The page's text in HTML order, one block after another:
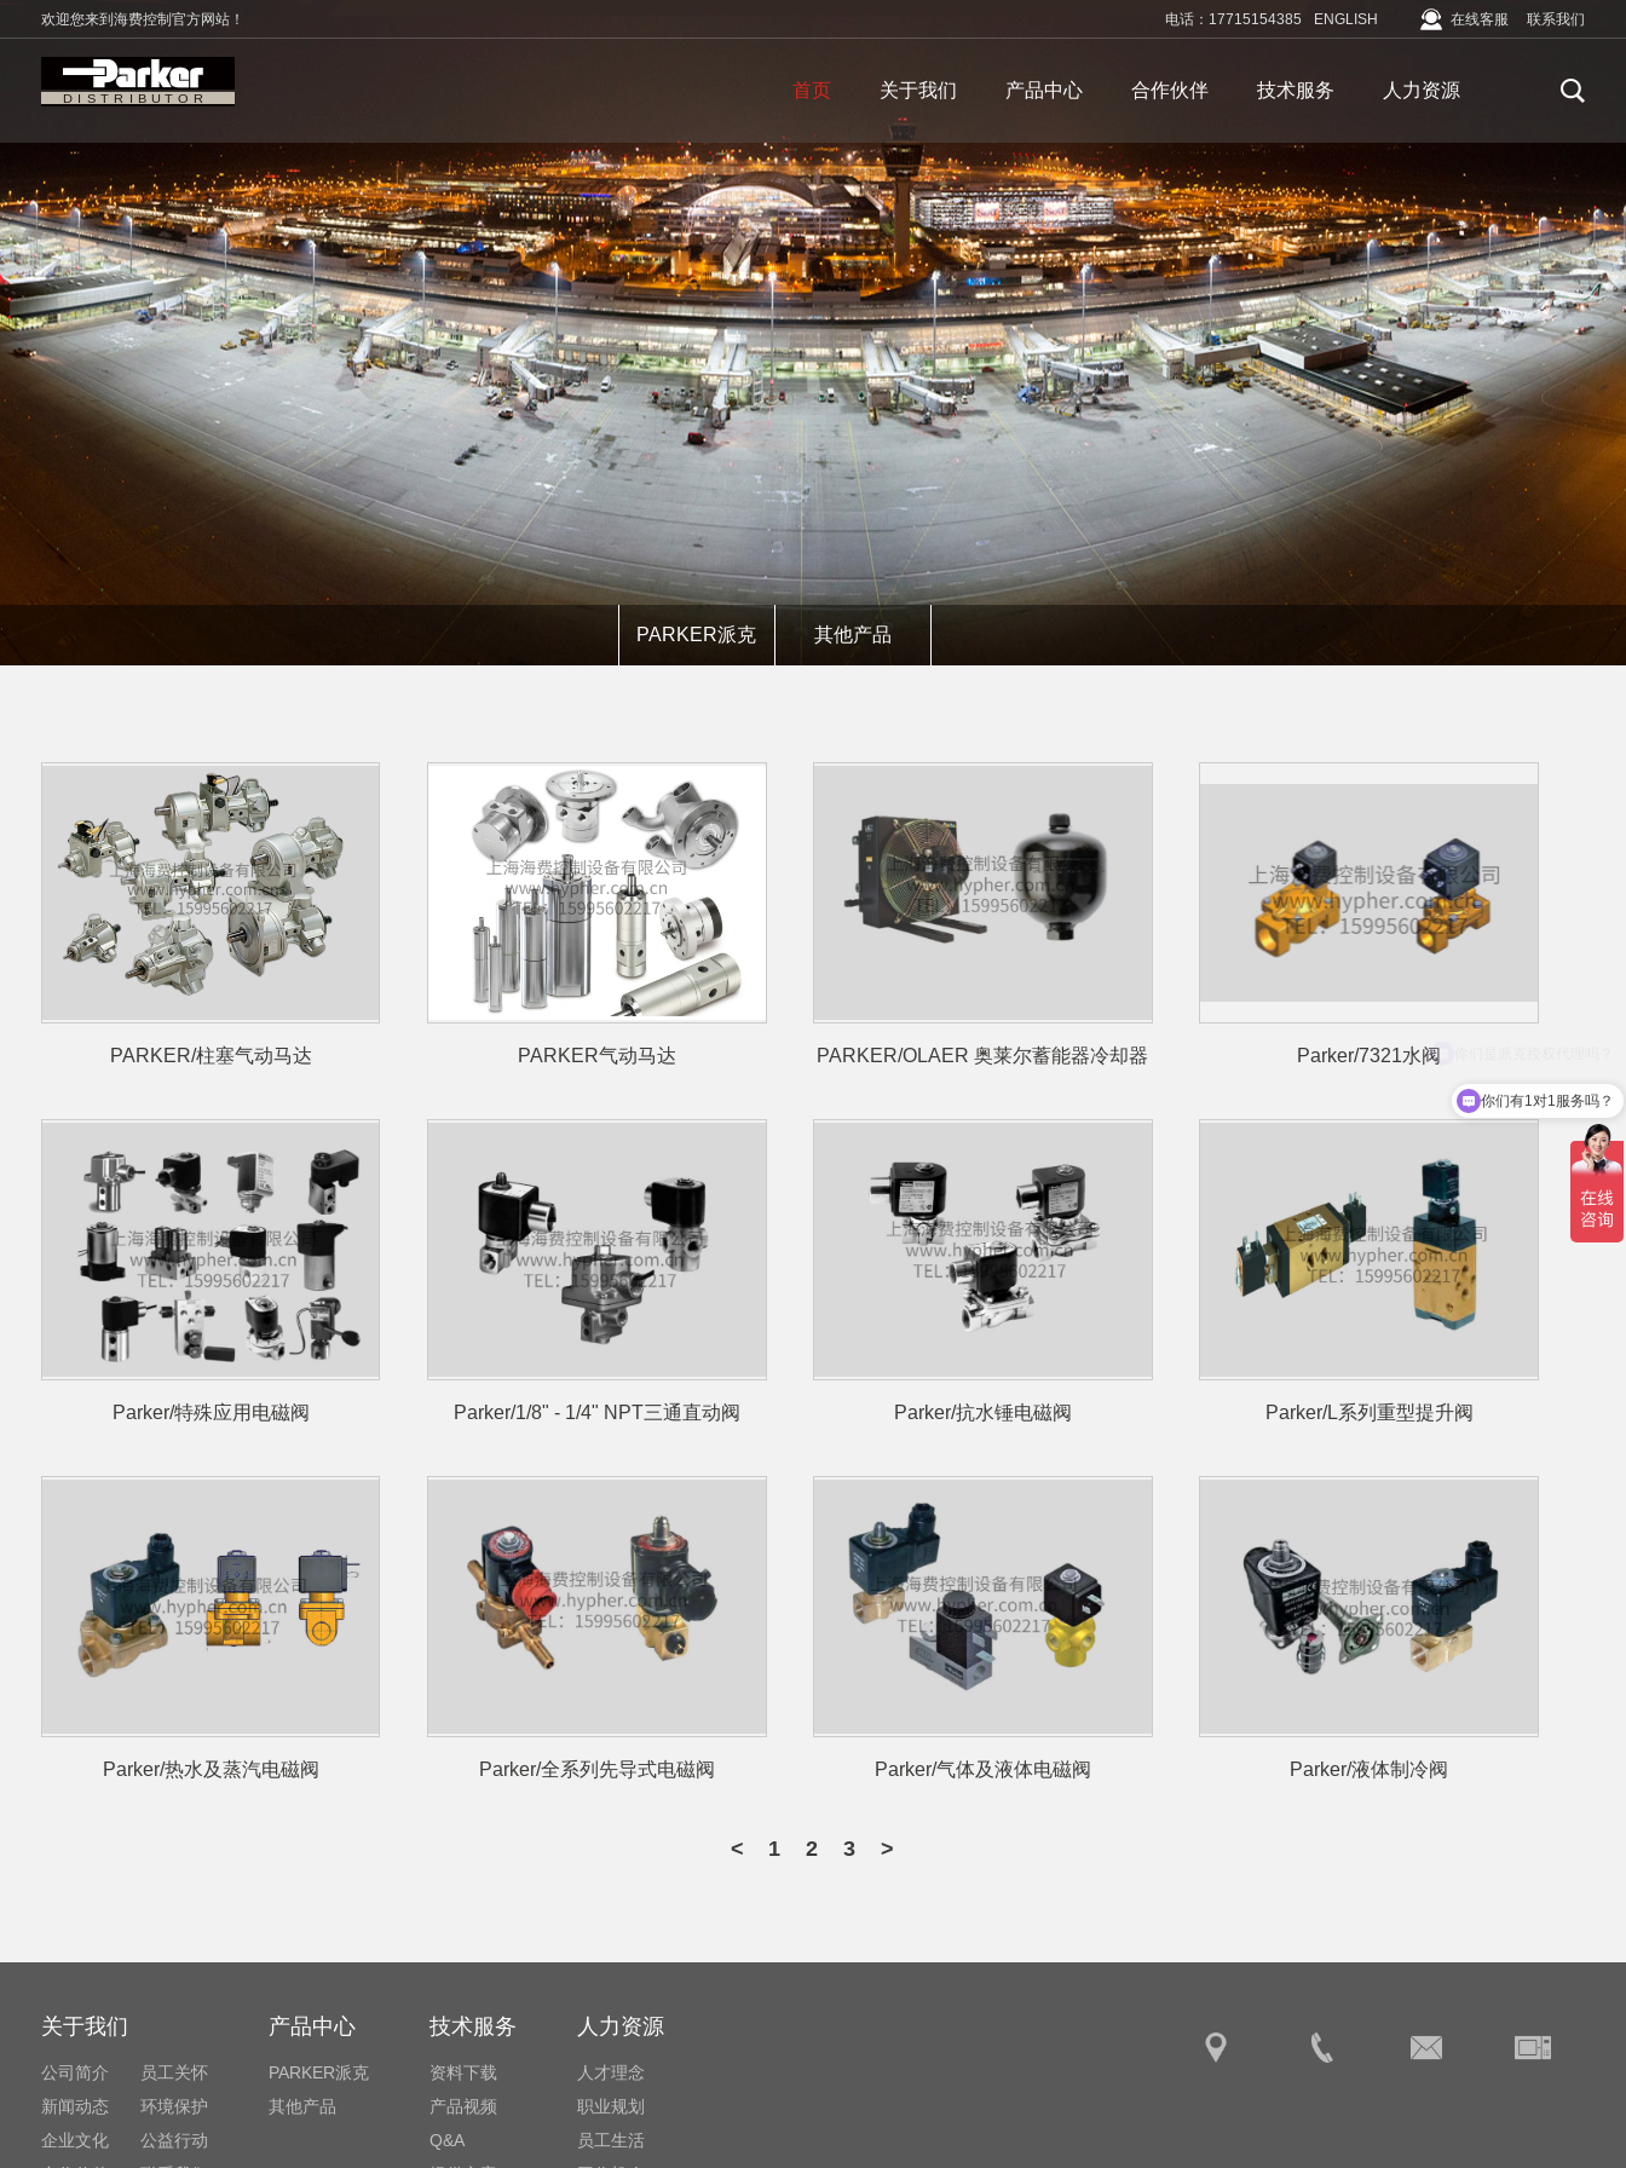
欢迎您来到海费控制官方网站！ 电话：17715154385 ENGLISH 在线客服 联系我们
首页 关于我们 产品中心 合作伙伴 技术服务 人力资源
PARKER派克 其他产品
PARKER/柱塞气动马达 PARKER气动马达 PARKER/OLAER 奥莱尔蓄能器冷却器 Parker/7321水阀
Parker/特殊应用电磁阀 Parker/1/8" - 1/4" NPT三通直动阀 Parker/抗水锤电磁阀 Parker/L系列重型提升阀
Parker/热水及蒸汽电磁阀 Parker/全系列先导式电磁阀 Parker/气体及液体电磁阀 Parker/液体制冷阀
< 1 2 3 >
关于我们
公司简介
新闻动态
企业文化
员工关怀
环境保护
公益行动
产品中心
PARKER派克
其他产品
技术服务
资料下载
产品视频
Q&A
人力资源
人才理念
职业规划
员工生活
你们有1对1服务吗？